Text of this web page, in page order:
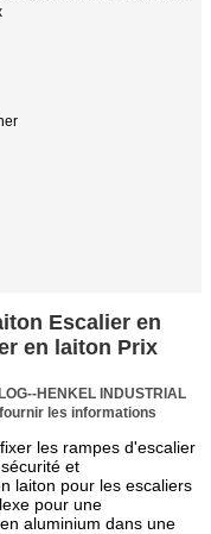
Escalier en
en laiton Prix
HENKEL INDUSTRIAL
les informations
les rampes d'escalier
et
laiton pour les escaliers
pour une
aluminium dans une